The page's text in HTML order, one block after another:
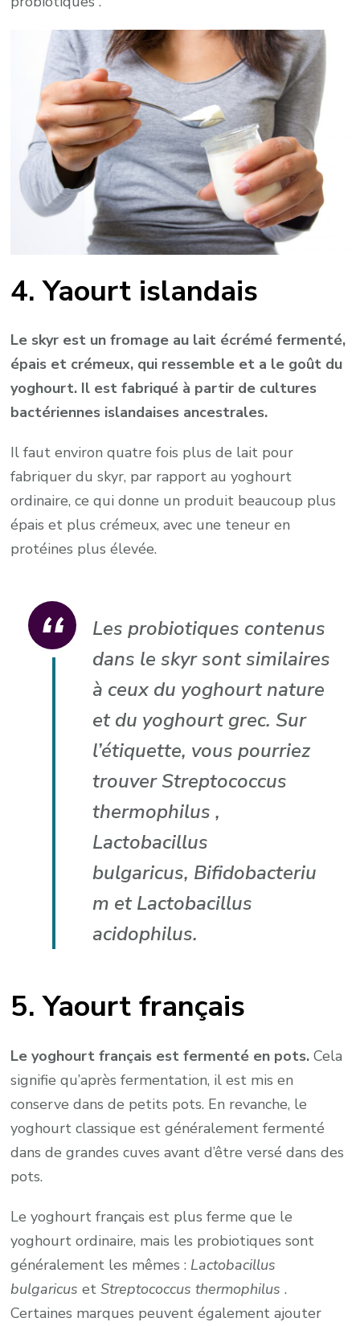
4. Yaourt islandais
Le skyr est un fromage au lait écrémé fermenté,
épais et crémeux, qui ressemble et a le goût du
yoghourt. Il est fabriqué à partir de cultures
bactériennes islandaises ancestrales.
Il faut environ quatre fois plus de lait pour
fabriquer du skyr, par rapport au yoghourt
ordinaire, ce qui donne un produit beaucoup plus
épais et plus crémeux, avec une teneur en
protéines plus élevée.
Les probiotiques contenus
dans le skyr sont similaires
à ceux du yoghourt nature
et du yoghourt grec. Sur
l’étiquette, vous pourriez
trouverStreptococcus
thermophilus ,
Lactobacillus
bulgaricus, Bifidobacteriu
m et Lactobacillus
acidophilus.
5. Yaourt français
Le yoghourt français est fermenté en pots. Cela
signifie qu’après fermentation, il est mis en
conserve dans de petits pots. En revanche, le
yoghourt classique est généralement fermenté
dans de grandes cuves avant d’être versé dans des
pots.
Le yoghourt français est plus ferme que le
yoghourt ordinaire, mais les probiotiques sont
généralement les mêmes : Lactobacillus
bulgaricus etStreptococcus thermophilus .
Certaines marques peuvent également ajouter